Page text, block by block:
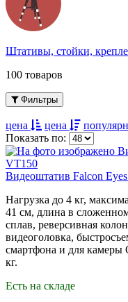
Штативы, стойки,
100 товаров
Фильтры
цена цена
Показать по:
Видеоштатив Falcon
Нагрузка до 4 кг,
41 см, длина в
сплав, реверсивная
видеоголовка,
смартфона и для камеры
кг.
Есть на складе